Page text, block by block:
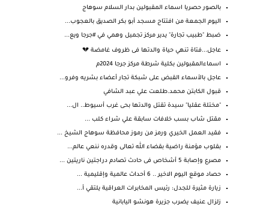
بالصور حصريا اسماء المقبولين بدار السلام سوهاج
اليوم الجمعة من افتتاح مسجد أبو بكر الصديق بالعجوب...
ضبط "طبيب تجارة" يدير مركز تجميل وهمي في #جرجا ويع...
عاجل...فتاة تنهي حياة والدتها فى ظروف غامضة 💔
اسماءالمقبولين بكلية شرطة مركز جرجا 2024م
عاجل بالأسماء القبض على شبكة تجار أعضاء بشريه وفرو...
قبول الكابتن محمد.طلعت علي عبد الشافي
"مختلة عقليا" سيدة تقتل والدتها بحى غرب أسيوط.. ال...
مقتل شاب بسب خلافات سابقة علي شراء كلب ...
فقيد العمل الخيري ورمز من رموز محافظة سوهاج الشيخ ...
بقلوب مؤمنة راضية بقضاء الله تعالى وقدره ننعي عالم...
مصرع وإصابة 5 أشخاص فى حادث تصادم دراجتين ناريتين ...
حصاد موقع اليوم الاخير .. 6 أحداث عالمية وإقليمية ...
زيارة مثيرة للجدل: رئيس المخابرات العراقية يلتقي أ...
زلزال عنيف يضرب جزيرة هونشو اليابانية